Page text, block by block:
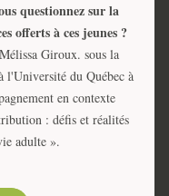
questionnez sur la
pertinence et l'accessibilité des services offerts à ces jeunes ?
Giroux. sous la
l'Université du Québec à
en contexte
: défis et réalités
adulte ».